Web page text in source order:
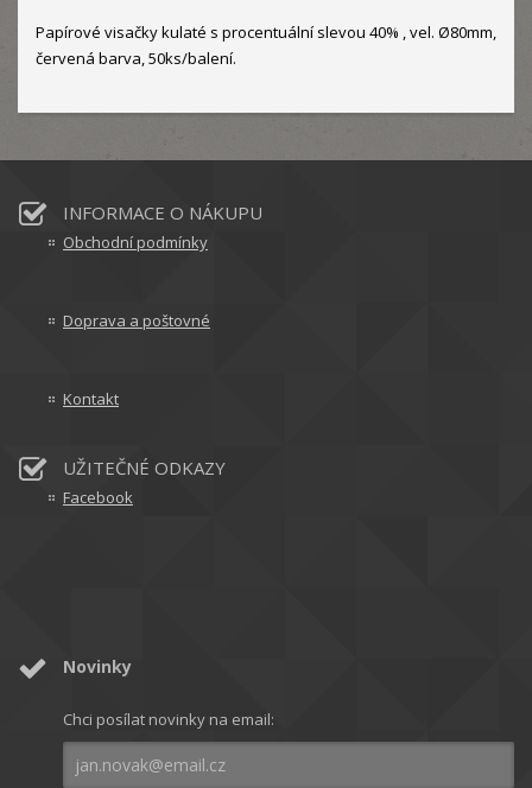
Papírové visačky kulaté s procentuální slevou 40% , vel. Ø80mm,
červená barva, 50ks/balení.
INFORMACE O NÁKUPU
Obchodní podmínky
Doprava a poštovné
Kontakt
UŽITEČNÉ ODKAZY
Facebook
Novinky
Chci posílat novinky na email: